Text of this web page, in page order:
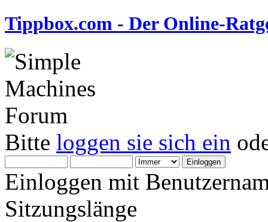
Tippbox.com - Der Online-
Bitte loggen sie sich ein
Einloggen mit
Sitzungslänge